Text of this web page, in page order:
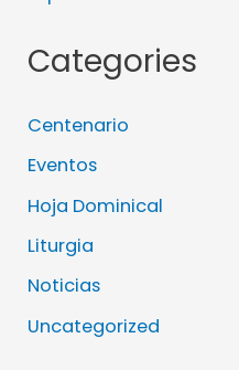
Categories
Centenario
Eventos
Hoja Dominical
Liturgia
Noticias
Uncategorized